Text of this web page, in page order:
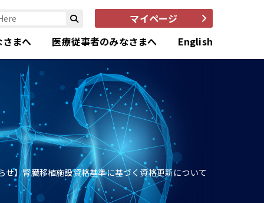
マイページ
まへ
医療従事者のみなさまへ English
せ】腎臓移植施設資格基準に基づく資格更新について